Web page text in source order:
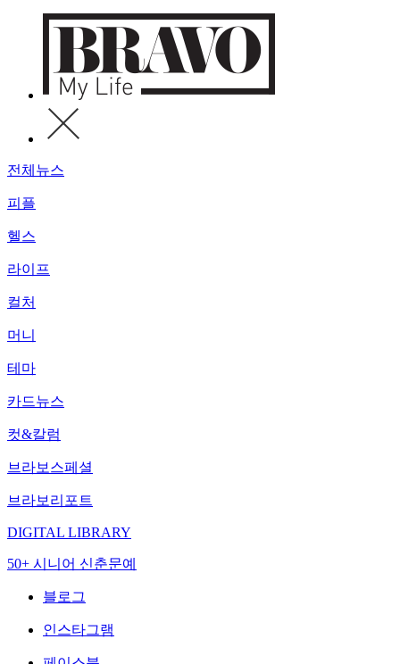
전체뉴스
피플
헬스
라이프
컬처
머니
테마
카드뉴스
컷&칼럼
브라보스페셜
브라보리포트
DIGITAL LIBRARY
50+ 시니어 신춘문예
블로그
인스타그램